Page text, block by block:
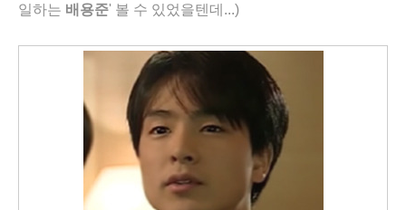
일하는 배용준' 볼 수 있었을텐데...)